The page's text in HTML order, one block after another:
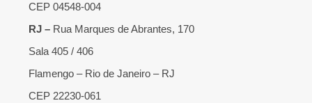
CEP 04548-004
RJ – Rua Marques de Abrantes, 170
Sala 405 / 406
Flamengo – Rio de Janeiro – RJ
CEP 22230-061